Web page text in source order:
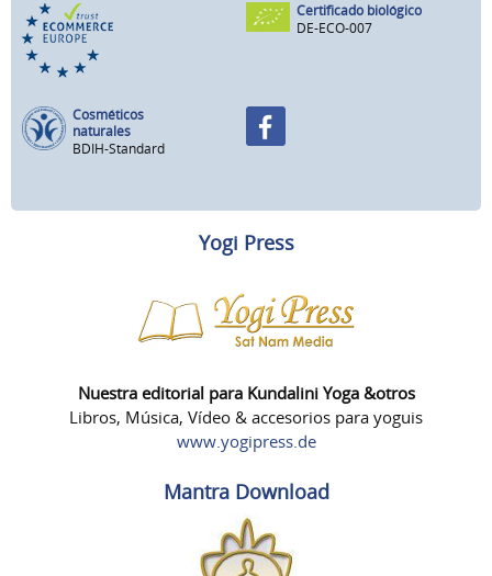
Certificado biológico
DE-ECO-007
Cosméticos
naturales
BDIH-Standard
Yogi Press
Nuestra editorial para Kundalini Yoga &otros
Libros, Música, Vídeo & accesorios para yoguis
www.yogipress.de
Mantra Download